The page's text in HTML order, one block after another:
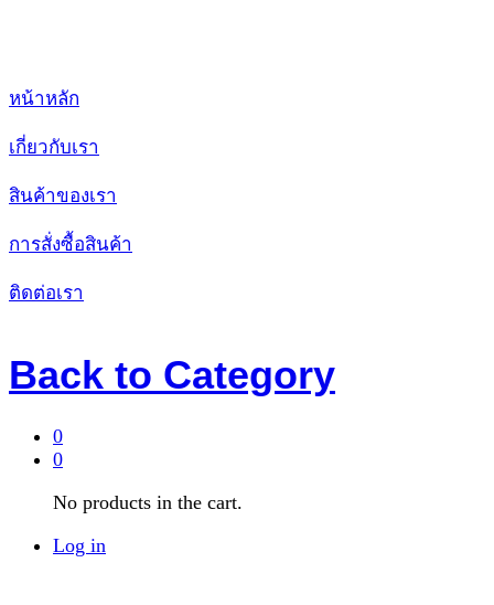
หน้าหลัก
เกี่ยวกับเรา
สินค้าของเรา
การสั่งซื้อสินค้า
ติดต่อเรา
Back to Category
0
0
No products in the cart.
Log in